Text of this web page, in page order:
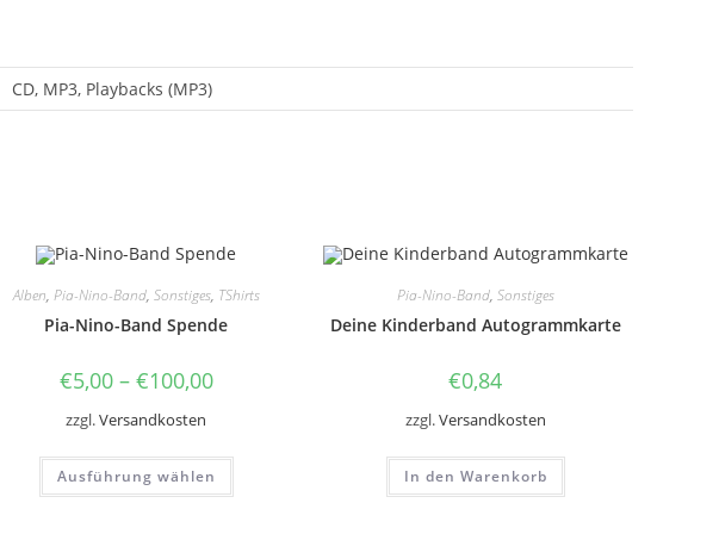
CD, MP3, Playbacks (MP3)
Alben, Pia-Nino-Band, Sonstiges, TShirts
Pia-Nino-Band Spende
€5,00– €100,00
zzgl.Versandkosten
Ausführung wählen
Dieses
weist
Pia-Nino-Band, Sonstiges
Deine Kinderband Autogrammkarte
€0,84
zzgl.Versandkosten
In den Warenkorb